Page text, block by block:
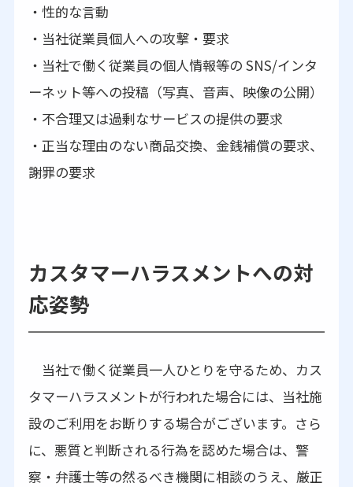
・性的な言動
・当社従業員個人への攻撃・要求
・当社で働く従業員の個人情報等の SNS/インタ
ーネット等への投稿（写真、音声、映像の公開）
・不合理又は過剰なサービスの提供の要求
・正当な理由のない商品交換、金銭補償の要求、
謝罪の要求
カスタマーハラスメントへの対
応姿勢
当社で働く従業員一人ひとりを守るため、カス
タマーハラスメントが行われた場合には、当社施
設のご利用をお断りする場合がございます。さら
に、悪質と判断される行為を認めた場合は、警
察・弁護士等の然るべき機関に相談のうえ、厳正